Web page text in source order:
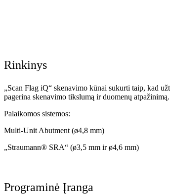
Rinkinys
„Scan Flag iQ“ skenavimo kūnai sukurti taip, kad
pagerina skenavimo tikslumą ir duomenų atpažinimą.
Palaikomos sistemos:
Multi-Unit Abutment (ø4,8 mm)
„Straumann® SRA“ (ø3,5 mm ir ø4,6 mm)
Programinė Įranga